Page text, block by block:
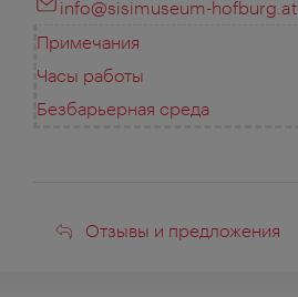
info@sisimuseum-hofburg.at
Примечания
Часы работы
Безбарьерная среда
Отзывы
Отзывы и предложения